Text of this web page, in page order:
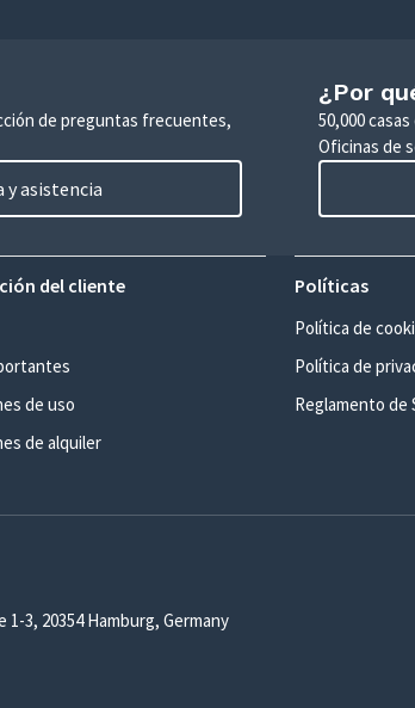
de preguntas frecuentes,
y asistencia
¿Por
50,000
Oficinas de
del cliente
de uso
de alquiler
Políticas
Política de
Política de
Reglamento de
3, 20354 Hamburg, Germany